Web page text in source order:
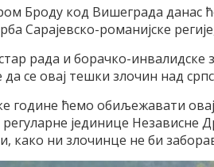
Броду код Вишеграда данас
Сарајевско-романијске
рада и борачко-
да се овај тешки злочин над
године ћемо обиљежавати
јединице Независне
како ни злочинце не би